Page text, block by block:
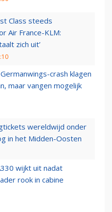
Class steeds
Air France-KLM:
zich uit’
crash klagen
maar vangen mogelijk
wereldwijd onder
in het Midden-Oosten
wijkt uit nadat
rook in cabine